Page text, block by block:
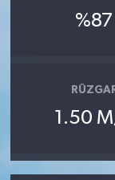
%87
1.50